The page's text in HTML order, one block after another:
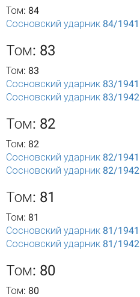
Том: 84
Сосновский ударник 84/1941
Том: 83
Том: 83
Сосновский ударник 83/1941
Сосновский ударник 83/1942
Том: 82
Том: 82
Сосновский ударник 82/1941
Сосновский ударник 82/1942
Том: 81
Том: 81
Сосновский ударник 81/1941
Сосновский ударник 81/1942
Том: 80
Том: 80